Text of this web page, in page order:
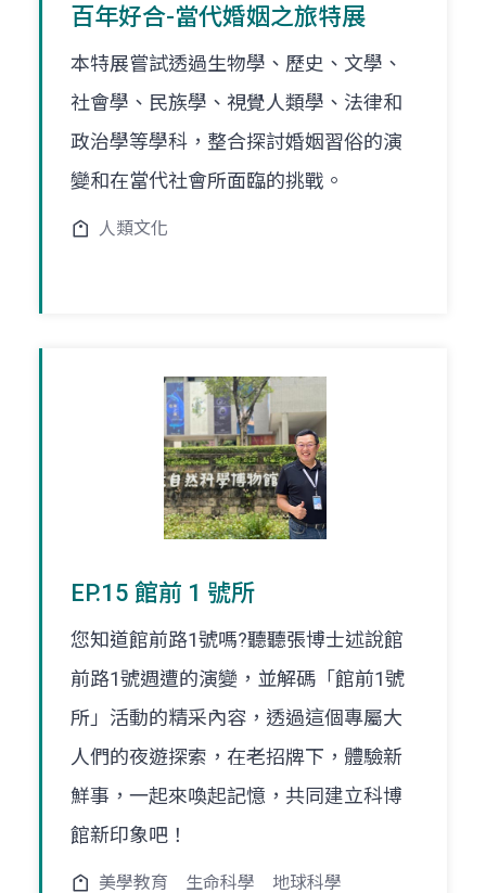
百年好合-當代婚姻之旅特展
本特展嘗試透過生物學、歷史、文學、
社會學、民族學、視覺人類學、法律和
政治學等學科，整合探討婚姻習俗的演
變和在當代社會所面臨的挑戰。
人類文化
EP.15 館前 1 號所
您知道館前路1號嗎?聽聽張博士述說館
前路1號週遭的演變，並解碼「館前1號
所」活動的精采內容，透過這個專屬大
人們的夜遊探索，在老招牌下，體驗新
鮮事，一起來喚起記憶，共同建立科博
館新印象吧！
美學教育 生命科學 地球科學